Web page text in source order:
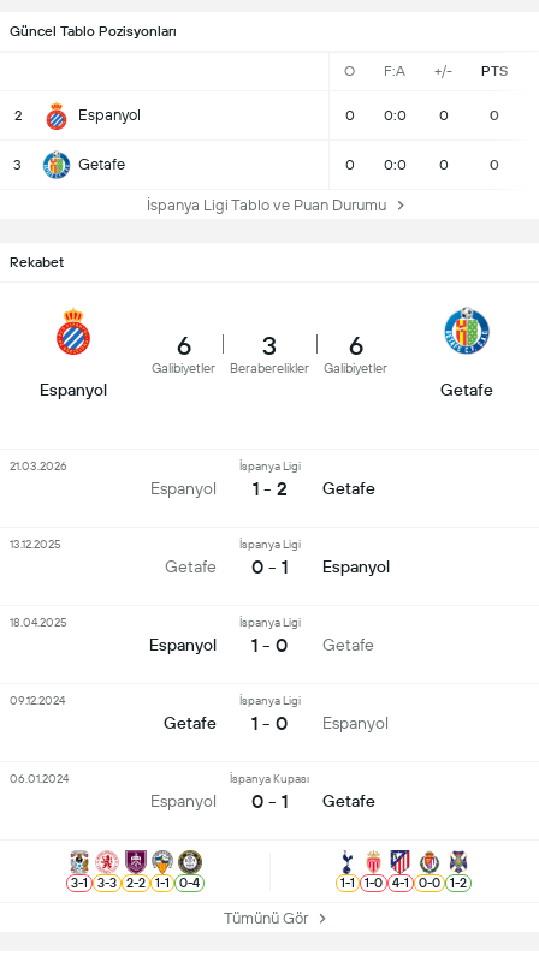
Güncel Tablo Pozisyonları
O F:A +/- PTS
2 Espanyol 0 0:0 0 0
3 Getafe 0 0:0 0 0
İspanya Ligi Tablo ve Puan Durumu
Rekabet
Espanyol
6
Galibiyetler
3
Beraberelikler
6
Galibiyetler
Getafe
Espanyol
İspanya Ligi
1 - 2 Getafe
21.03.2026
Getafe
İspanya Ligi
0 - 1 Espanyol
13.12.2025
Espanyol
İspanya Ligi
1 - 0 Getafe
18.04.2025
Getafe
İspanya Ligi
1 - 0 Espanyol
09.12.2024
Espanyol
İspanya Kupası
0 - 1 Getafe
06.01.2024
3-1 3-3 2-2 1-1 0-4 1-1 1-0 4-1 0-0 1-2
Tümünü Gör